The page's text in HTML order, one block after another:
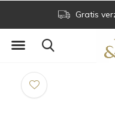
Gratis